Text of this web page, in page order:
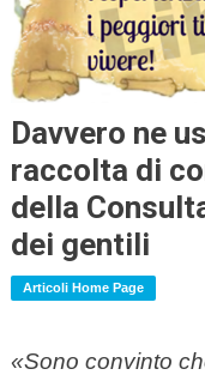
Davvero ne
raccolta di
della
dei gentili
Articoli Home Page
«Sono convinto